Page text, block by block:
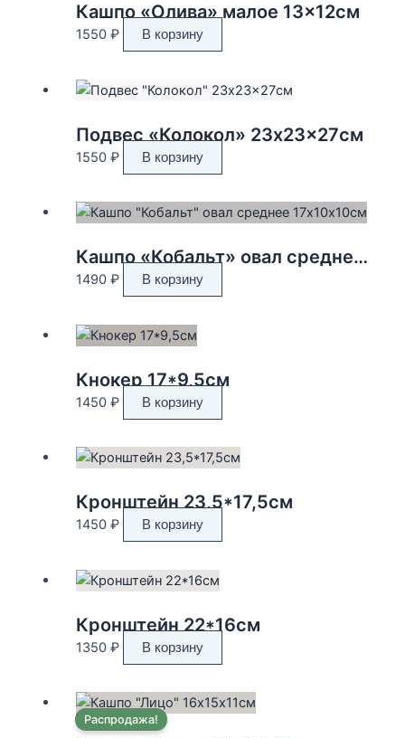
Кашпо «Олива» малое 13×12см
1550 ₽ В корзину
Подвес «Колокол» 23x23x27см
1550 ₽ В корзину
Кашпо «Кобальт» овал среднее 17х10х10см
1490 ₽ В корзину
Кнокер 17*9,5см
1450 ₽ В корзину
Кронштейн 23,5*17,5см
1450 ₽ В корзину
Кронштейн 22*16см
1350 ₽ В корзину
Распродажа!